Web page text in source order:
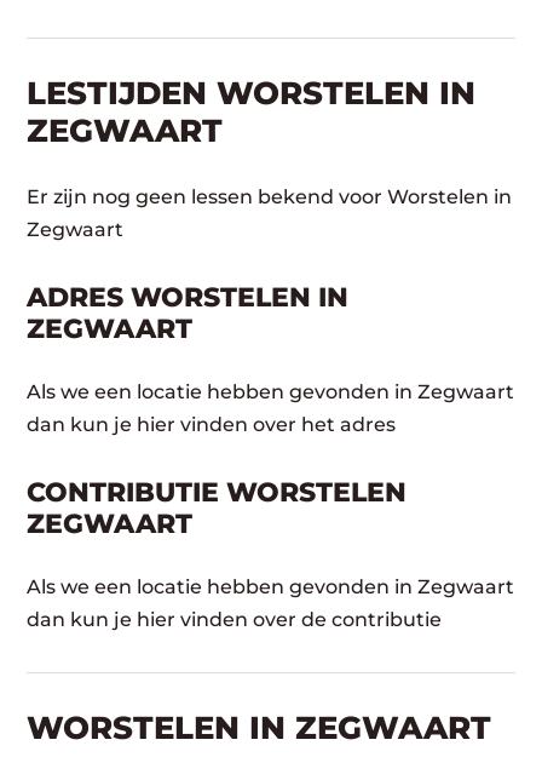
LESTIJDEN WORSTELEN IN
ZEGWAART
Er zijn nog geen lessen bekend voor Worstelen in
Zegwaart
ADRES WORSTELEN IN
ZEGWAART
Als we een locatie hebben gevonden in Zegwaart
dan kun je hier vinden over het adres
CONTRIBUTIE WORSTELEN
ZEGWAART
Als we een locatie hebben gevonden in Zegwaart
dan kun je hier vinden over de contributie
WORSTELEN​ IN ZEGWAART